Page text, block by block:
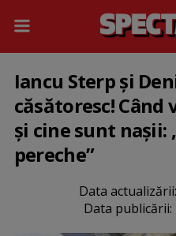
Iancu Sterp și
căsătoresc! Când
și cine sunt nașii:
pereche”
Data actualizării:
Data publicării: